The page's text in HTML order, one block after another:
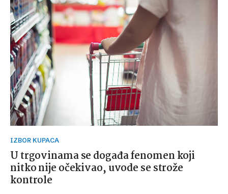
IZBOR KUPACA
U trgovinama se događa fenomen koji
nitko nije očekivao, uvode se strože
kontrole